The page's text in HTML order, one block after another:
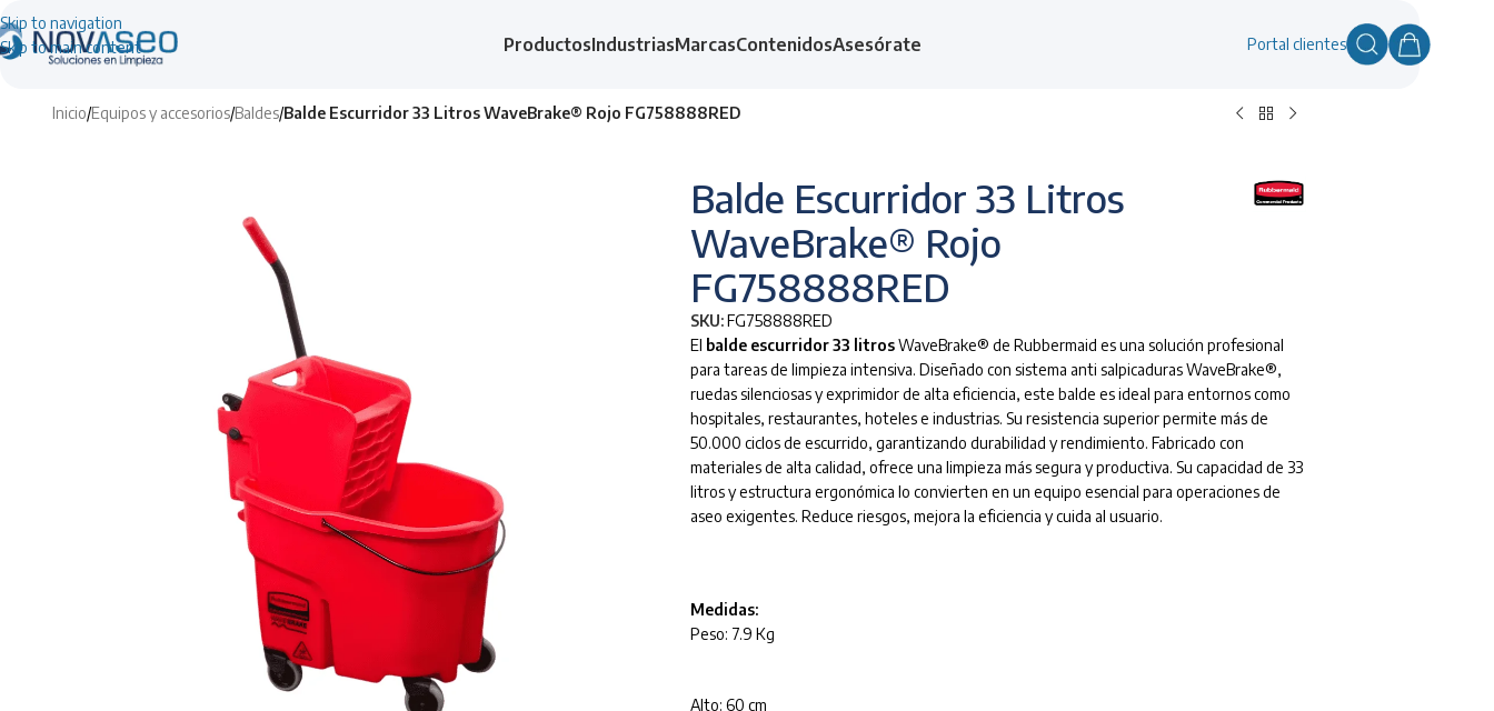
Skip to navigation
Skip to main content
ProductosIndustriasMarcasContenidosAsesórate Portal clientes
Inicio/Equipos y accesorios/Baldes/Balde Escurridor 33 Litros WaveBrake® Rojo FG758888RED
Balde Escurridor 33 Litros
WaveBrake® Rojo
FG758888RED
SKU:FG758888RED
El balde escurridor 33 litrosWaveBrake® de Rubbermaid es una solución profesional
para tareas de limpieza intensiva. Diseñado con sistema anti salpicaduras WaveBrake®,
ruedas silenciosas y exprimidor de alta eficiencia, este balde es ideal para entornos como
hospitales, restaurantes, hoteles e industrias. Su resistencia superior permite más de
50.000 ciclos de escurrido, garantizando durabilidad y rendimiento. Fabricado con
materiales de alta calidad, ofrece una limpieza más segura y productiva. Su capacidad de 33
litros y estructura ergonómica lo convierten en un equipo esencial para operaciones de
aseo exigentes. Reduce riesgos, mejora la eficiencia y cuida al usuario.
Medidas:
Peso: 7.9 Kg
Alto: 60 cm